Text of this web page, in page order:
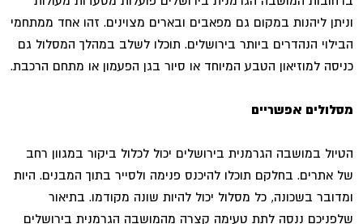
וניתן ליהנות במקום גם מפאבים ובארים מצוינים. זהו אחד ממתחמי
הבילוי הנהדרים ביותר בירושלים. תוכלו לשלב במהלך המסלול גם
כניסה למוזיאון הטבע המיוחד או סיור בגן הפעמון או מתחם הרכבת.
מסלולים אפשריים
הטיול במושבה הגרמנית בירושלים יכול לכלול ביקור במגוון רחב
של אתרים. בחלקם תוכלו להיכנס פנימה ולסייר בתוך המבנים. היות
ומדובר בשכונה, כל מסלול יכול להיות שונה מקודמו. בתיאור
שלפניכם ננסה לתת טעימה קצרה מהמושבה הגרמנית בירושלים